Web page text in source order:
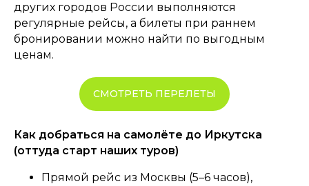
других городов России выполняются
регулярные рейсы, а билеты при раннем
бронировании можно найти по выгодным
ценам.
СМОТРЕТЬ ПЕРЕЛЕТЫ
Как добраться на самолёте до Иркутска
(оттуда старт наших туров)
Прямой рейс из Москвы (5–6 часов),